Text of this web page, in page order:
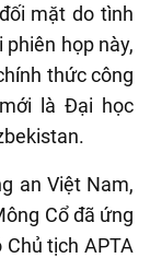
mặt do tình
họp này,
thức công
là Đại học
an Việt Nam,
Cổ đã ứng
tịch APTA